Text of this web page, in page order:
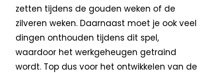
zetten tijdens de gouden weken of de
zilveren weken. Daarnaast moet je ook veel
dingen onthouden tijdens dit spel,
waardoor het werkgeheugen getraind
wordt. Top dus voor het ontwikkelen van de